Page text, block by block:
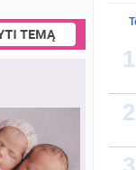
1
2